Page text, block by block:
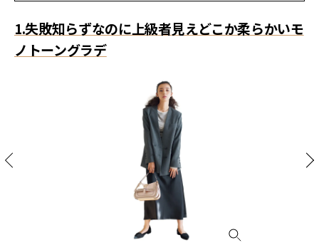
1.失敗知らずなのに上級者見えどこか柔らかいモ
ノトーングラデ